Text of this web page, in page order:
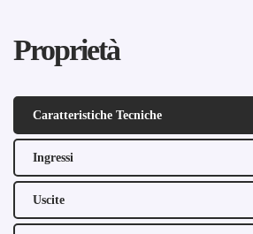
Proprietà
Caratteristiche Tecniche
Ingressi
Uscite